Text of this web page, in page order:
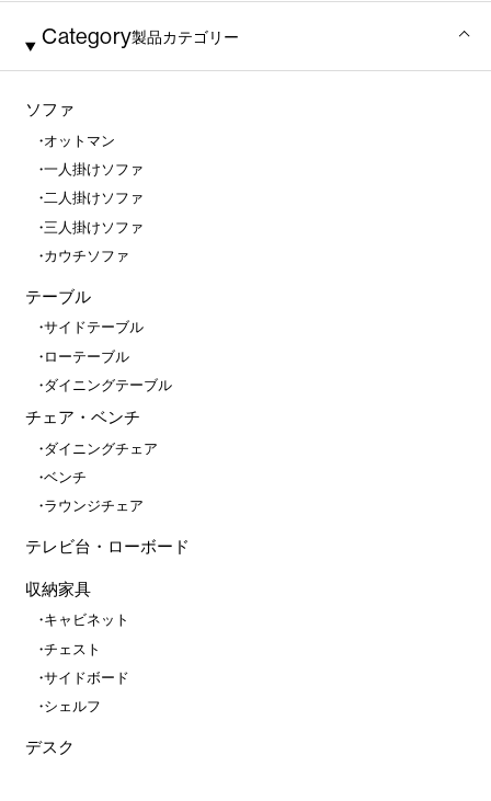
Category製品カテゴリー
ソファ
オットマン
一人掛けソファ
二人掛けソファ
三人掛けソファ
カウチソファ
テーブル
サイドテーブル
ローテーブル
ダイニングテーブル
チェア・ベンチ
ダイニングチェア
ベンチ
ラウンジチェア
テレビ台・ローボード
収納家具
キャビネット
チェスト
サイドボード
シェルフ
デスク